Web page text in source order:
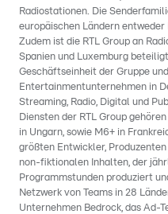
Radiostationen. Die
europäischen Ländern
Zudem ist die RTL Group an
Spanien und Luxemburg
Geschäftseinheit der Gruppe
Entertainmentunternehmen in
Streaming, Radio, Digital und
Diensten der RTL Group
in Ungarn, sowie M6+ in
größten Entwickler,
non-fiktionalen Inhalten, der
Programmstunden produziert
Netzwerk von Teams in 28
Unternehmen Bedrock, das Ad-